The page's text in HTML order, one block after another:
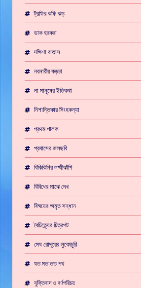
ট্রফির কফি ঝড়
ডাক হরকরা
দক্ষিণা বাতাস
নরনারীর কড়চা
না মানুষের ইতিকথা
নিশান্তিকার সিংহকন্যা
প্রথম পালক
প্রবাসের জলছবি
বিকিকিনির লক্ষ্মীঝাঁপি
বিবিধের মাঝে দেখ
বিষ্ময়ের অমৃত সন্ধান
বৈচিত্র্যের চিত্রপট
মেঘ রোদ্দুরের লুকোচুরি
যত মত তত পথ
যুক্তিবাদ ও বর্ণপরিচয়